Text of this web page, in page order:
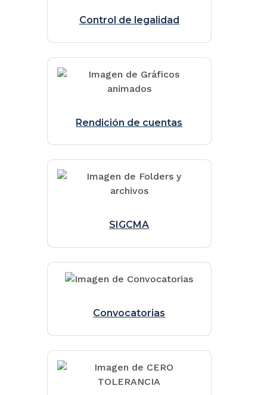
Control de legalidad
Rendición de cuentas
SIGCMA
Convocatorias